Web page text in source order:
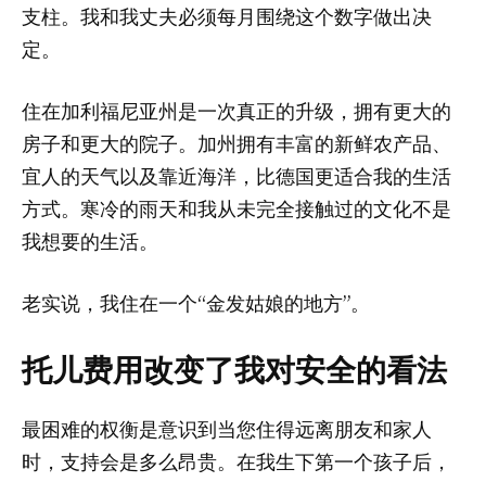
支柱。我和我丈夫必须每月围绕这个数字做出决
定。
住在加利福尼亚州是一次真正的升级，拥有更大的
房子和更大的院子。加州拥有丰富的新鲜农产品、
宜人的天气以及靠近海洋，比德国更适合我的生活
方式。寒冷的雨天和我从未完全接触过的文化不是
我想要的生活。
老实说，我住在一个“金发姑娘的地方”。
托儿费用改变了我对安全的看法
最困难的权衡是意识到当您住得远离朋友和家人
时，支持会是多么昂贵。在我生下第一个孩子后，